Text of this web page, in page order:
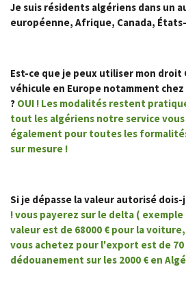
Je suis résidents algériens dans un
européenne, Afrique, Canada,
Est-ce que je peux utiliser mon droit
véhicule en Europe notamment
? OUI ! Les modalités restent
tout les algériens notre service vous
également pour toutes les
sur mesure !
Si je dépasse la valeur autorisé dois-
!vous payerez sur le delta (
valeur est de 68000 € pour la
vous achetez pour l'export est de 70
dédouanement sur les 2000 € en